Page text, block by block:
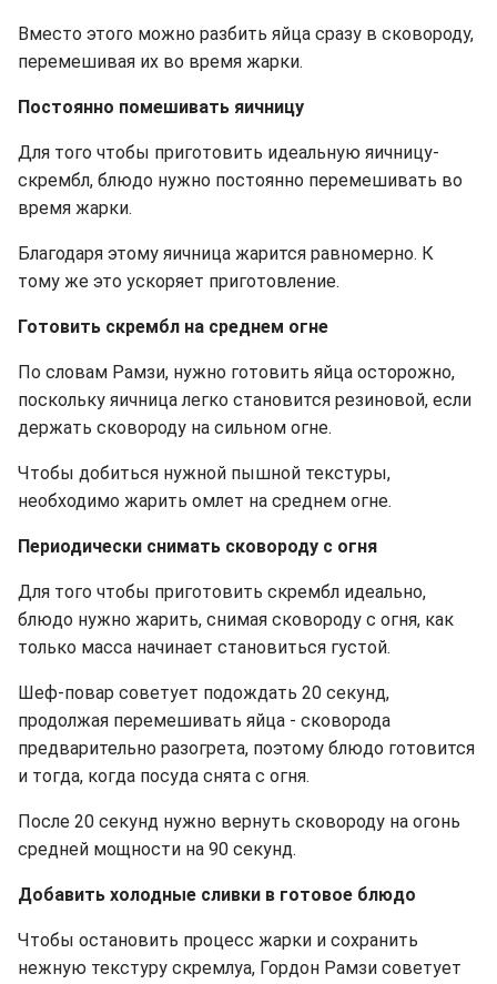
Вместо этого можно разбить яйца сразу в сковороду,
перемешивая их во время жарки.
Постоянно помешивать яичницу
Для того чтобы приготовить идеальную яичницу-
скрембл, блюдо нужно постоянно перемешивать во
время жарки.
Благодаря этому яичница жарится равномерно. К
тому же это ускоряет приготовление.
Готовить скрембл на среднем огне
По словам Рамзи, нужно готовить яйца осторожно,
поскольку яичница легко становится резиновой, если
держать сковороду на сильном огне.
Чтобы добиться нужной пышной текстуры,
необходимо жарить омлет на среднем огне.
Периодически снимать сковороду с огня
Для того чтобы приготовить скрембл идеально,
блюдо нужно жарить, снимая сковороду с огня, как
только масса начинает становиться густой.
Шеф-повар советует подождать 20 секунд,
продолжая перемешивать яйца - сковорода
предварительно разогрета, поэтому блюдо готовится
и тогда, когда посуда снята с огня.
После 20 секунд нужно вернуть сковороду на огонь
средней мощности на 90 секунд.
Добавить холодные сливки в готовое блюдо
Чтобы остановить процесс жарки и сохранить
нежную текстуру скремлуа, Гордон Рамзи советует